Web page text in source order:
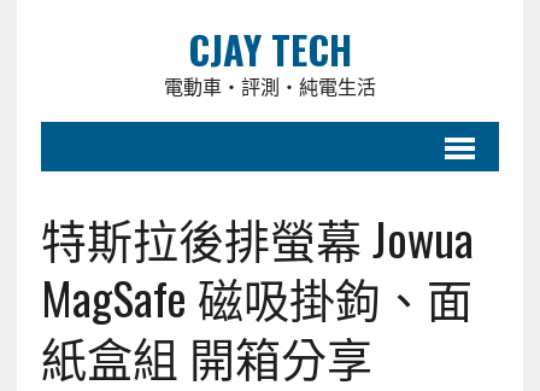
CJAY TECH
電動車・評測・純電生活
特斯拉後排螢幕 Jowua
MagSafe 磁吸掛鉤、面
紙盒組 開箱分享